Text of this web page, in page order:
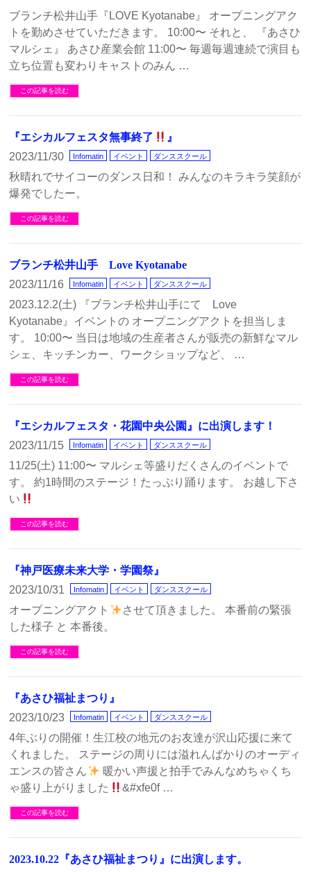
ブランチ松井山手『LOVE Kyotanabe』 オープニングアク
トを勤めさせていただきます。 10:00〜 それと、 『あさひ
マルシェ』 あさひ産業会館 11:00〜 毎週毎週連続で演目も
立ち位置も変わりキャストのみん …
この記事を読む
『エシカルフェスタ無事終了
』
2023/11/30
Infomatin イベント ダンススクール
秋晴れでサイコーのダンス日和！ みんなのキラキラ笑顔が
爆発でしたー。
この記事を読む
ブランチ松井山手 Love Kyotanabe
2023/11/16
Infomatin イベント ダンススクール
2023.12.2(土) 『ブランチ松井山手にて Love
Kyotanabe』イベントの オープニングアクトを担当しま
す。 10:00〜 当日は地域の生産者さんが販売の新鮮なマル
シェ、キッチンカー、ワークショップなど、 …
この記事を読む
『エシカルフェスタ・花園中央公園』に出演します！
2023/11/15
Infomatin イベント ダンススクール
11/25(土) 11:00〜 マルシェ等盛りだくさんのイベントで
す。 約1時間のステージ！たっぷり踊ります。 お越し下さ
い
この記事を読む
『神戸医療未来大学・学園祭』
2023/10/31
Infomatin イベント ダンススクール
オープニングアクト
させて頂きました。 本番前の緊張
した様子 と 本番後。
この記事を読む
『あさひ福祉まつり』
2023/10/23
Infomatin イベント ダンススクール
4年ぶりの開催！生江校の地元のお友達が沢山応援に来て
くれました。 ステージの周りには溢れんばかりのオーディ
エンスの皆さん
暖かい声援と拍手でみんなめちゃくち
ゃ盛り上がりました
&#xfe0f …
この記事を読む
2023.10.22『あさひ福祉まつり』に出演します。